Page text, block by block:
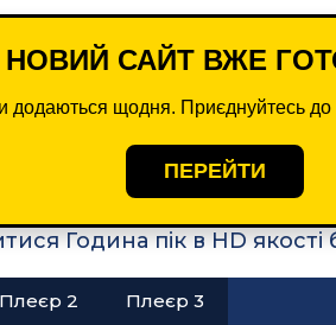
НОВИЙ САЙТ ВЖЕ
додаються щодня. Приєднуйтесь до
ПЕРЕЙТИ
Година пік в HD
Плеєр 2 Плеєр 3